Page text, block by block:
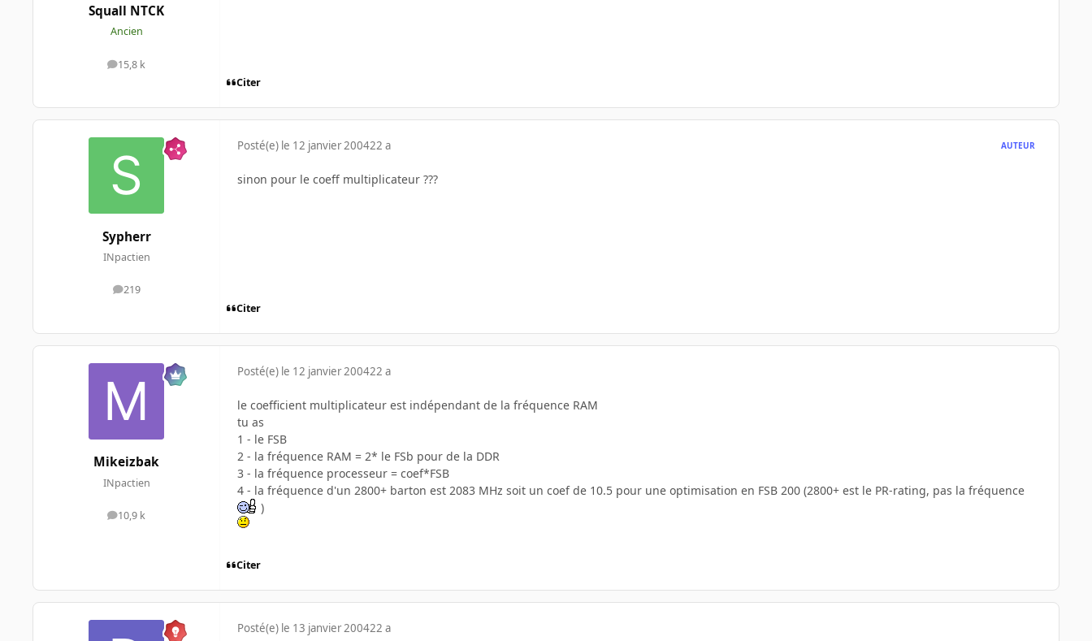
Squall NTCK
Ancien
15,8 k
messages
Citer
Sypherr
INpactien
219
messages
Posté(e) le 12 janvier 200422 a AUTEUR
sinon pour le coeff multiplicateur ???
Citer
Mikeizbak
INpactien
10,9 k
messages
Posté(e) le 12 janvier 200422 a
le coefficient multiplicateur est indépendant de la fréquence RAM
tu as
1 - le FSB
2 - la fréquence RAM = 2* le FSb pour de la DDR
3 - la fréquence processeur = coef*FSB
4 - la fréquence d'un 2800+ barton est 2083 MHz soit un coef de 10.5 pour une optimisation en FSB 200 (2800+ est le PR-rating, pas la fréquence
)
Citer
Posté(e) le 13 janvier 200422 a